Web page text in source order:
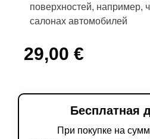
поверхностей, например,
салонах автомобилей
29,00 €
Бесплатная
При покупке на